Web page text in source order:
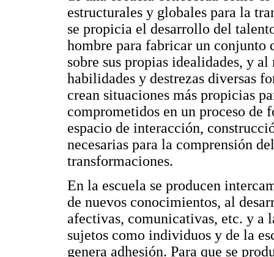
estructurales y globales para la
se propicia el desarrollo del
hombre para fabricar un conjunto
sobre sus propias idealidades, y
habilidades y destrezas diversas
crean situaciones más propicias
comprometidos en un proceso de
espacio de interacción,
necesarias para la comprensión
transformaciones.
En la escuela se producen
de nuevos conocimientos, al
afectivas, comunicativas, etc. y a
sujetos como individuos y de la
genera adhesión. Para que se